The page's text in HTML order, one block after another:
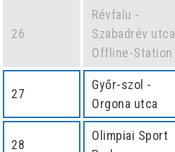
26
Révfalu -
Szabadrév utca
Offline-Station
27
Győr-szol -
Orgona utca
28
Olimpiai Sport